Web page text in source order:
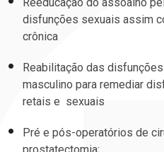
disfunções sexuais assim
crônica
Reabilitação das
masculino para remediar
retais e sexuais
Pré e pós-operatórios de